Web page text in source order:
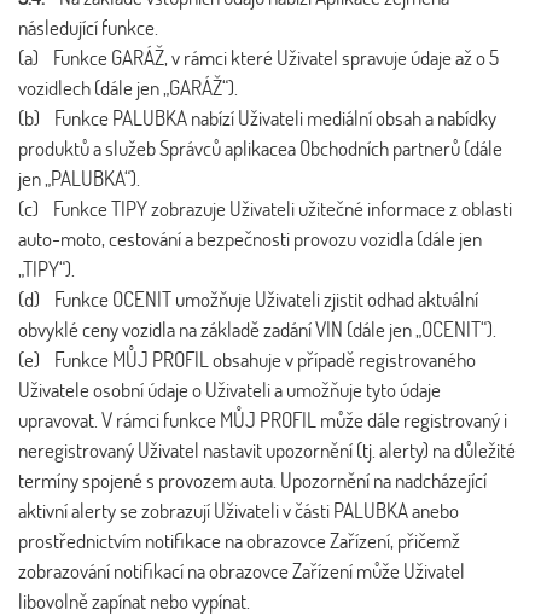
následující funkce.
(a) Funkce GARÁŽ, v rámci které Uživatel spravuje údaje až o 5
vozidlech (dále jen „GARÁŽ“).
(b) Funkce PALUBKA nabízí Uživateli mediální obsah a nabídky
produktů a služeb Správců aplikacea Obchodních partnerů (dále
jen „PALUBKA“).
(c) Funkce TIPY zobrazuje Uživateli užitečné informace z oblasti
auto-moto, cestování a bezpečnosti provozu vozidla (dále jen
„TIPY“).
(d) Funkce OCENIT umožňuje Uživateli zjistit odhad aktuální
obvyklé ceny vozidla na základě zadání VIN (dále jen „OCENIT“).
(e) Funkce MŮJ PROFIL obsahuje v případě registrovaného
Uživatele osobní údaje o Uživateli a umožňuje tyto údaje
upravovat. V rámci funkce MŮJ PROFIL může dále registrovaný i
neregistrovaný Uživatel nastavit upozornění (tj. alerty) na důležité
termíny spojené s provozem auta. Upozornění na nadcházející
aktivní alerty se zobrazují Uživateli v části PALUBKA anebo
prostřednictvím notifikace na obrazovce Zařízení, přičemž
zobrazování notifikací na obrazovce Zařízení může Uživatel
libovolně zapínat nebo vypínat.